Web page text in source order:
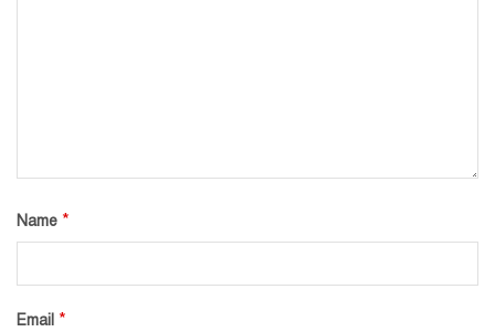
Name *
Email *